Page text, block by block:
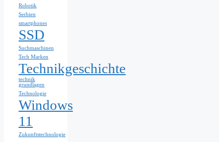
Robotik
Serbien
smartphones
SSD
Suchmaschinen
Tech Marken
Technikgeschichte
technik
grundlagen
Technologie
Windows
11
Zukunftstechnologie